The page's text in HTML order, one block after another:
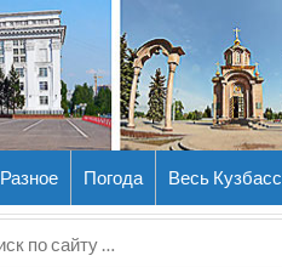
Разное Погода Весь Кузбасс